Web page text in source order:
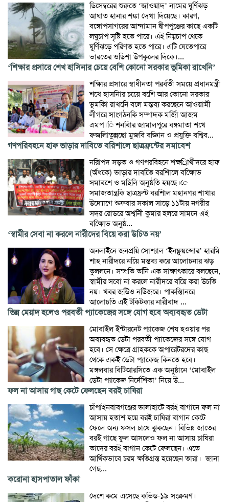
ডিসেম্বরের শুরুতে ‘জাওয়াদ’ নামের ঘূর্ণিঝড়
আঘাত হানার শঙ্কা দেখা দিয়েছে। কারণ,
বঙ্গোপসাগরের আন্দামান দ্বীপপুঞ্জের কাছে একটি
লঘুচাপ সৃষ্টি হতে পারে। এই নিম্নচাপ থেকে
ঘূর্ণিঝড়ে পরিণত হতে পারে। এটি যেতেপারে
ভারতের ওডিশা উপকূলের দিকে।...
‘শিক্ষার প্রসারে শেখ হাসিনার চেয়ে বেশি কোনো সরকার ভূমিকা রাখেনি’
শক্ষিার প্রসারে স্বাধীনতা পরর্বতী সময়ে প্রধানমন্ত্রী
শখে হাসনিার চয়েে বশেি আর কোনো সরকার
ভূমকিা রাখনেি বলে মন্তব্য করছেনে আওয়ামী
লীগরে সাংগঠনকি সম্পাদক মর্জিা আজম
এমপ।ি শনবিার জামালপুরে বঙ্গমাতা শখে
ফজলিাতুন্নছো মুজবি বজ্ঞিান ও প্রযুক্তি বশ্বিব...
গণপরিবহনে হাফ ভাড়ার দাবিতে বরিশালে ছাত্রফ্রন্টের সমাবেশ
নরিাপদ সড়ক ও গণপরবিহনে শক্ষর্িাথীদরে হাফ
(র্অধকে) ভাড়ার দাবতিে বরশিালে বক্ষিোভ
সমাবশে ও মছিলি অনুষ্ঠতি হয়ছে।ে
সমাজতান্ত্রকি ছাত্রফ্রন্ট বরশিাল মহানগর শাখার
উদ্যোগে শুক্রবার সকাল সাড়ে ১১টায় নগরীর
সদর রোডরে অশ্বনিী কুমার হলরে সামনে এই
বক্ষিোভ অনুষ্ঠ...
‘স্বামীর সেবা না করলে নারীদের বিয়ে করা উচিত নয়’
অনলাইনে জনপ্রয়ি সোশ্যাল ‘ইনফ্লুয়ন্সোর’ হারমি
শাহ নারীদরে নয়িে মন্তব্য করে আলোচনার ঝড়
তুললনে। সম্প্রতি তনিি এক সাক্ষাৎকারে বলছেনে,
স্বামীর সবো না করলে নারীদরে বয়িে করা উচতি
নয়। খবর জউিও নউিজরে। পাকস্তিানরে
আলোচতি এই টকিটকার নারীবাদ ...
ভিন্ন মেয়াদ হলেও পরবর্তী প্যাকেজের সঙ্গে যোগ হবে অব্যবহৃত ডেটা
মোবাইল ইন্টারনেট প্যাকেজ শেষ হওয়ার পর
অব্যবহৃত ডেটা পরবর্তী প্যাকেজের সঙ্গে যোগ
হবে। সে ক্ষেত্রে গ্রাহককে অপারেটরদের কাছ
থেকে একই ডেটা প্যাকেজ কিনতে হবে।
মঙ্গলবার বিটিআরসিতে এক অনুষ্ঠানে ‘মোবাইল
ডেটা প্যাকেজ নির্দেশিকা’ নিয়ে উ...
ফল না আসায় গাছ কেটে ফেলছেন বরই চাষিরা
চাঁপাইনবাবগঞ্জের ভালাহাটে বরই বাগানে ফল না
আসায় হতাশ হয়ে বরই চাষিরা বাগান কেটে
ফেলে অন্য ফসল চাষে ঝুকছেন। বিভিন্ন জাতের
বরই গাছে ফুল আসলেও ফল না আসায় চাষিরা
তাদের বরই বাগান কেটে ফেলছেন। এতে
আর্থিকভাবে চরম ক্ষতিগ্রস্ত হয়েছেন তারা। জানা
গেছ...
করোনা হাসপাতাল ফাঁকা
দেশে কমে এসেছে কভিড-১৯ সংক্রমণ।